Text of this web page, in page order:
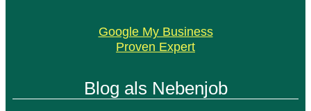
Google My Business
Proven Expert
Blog als Nebenjob